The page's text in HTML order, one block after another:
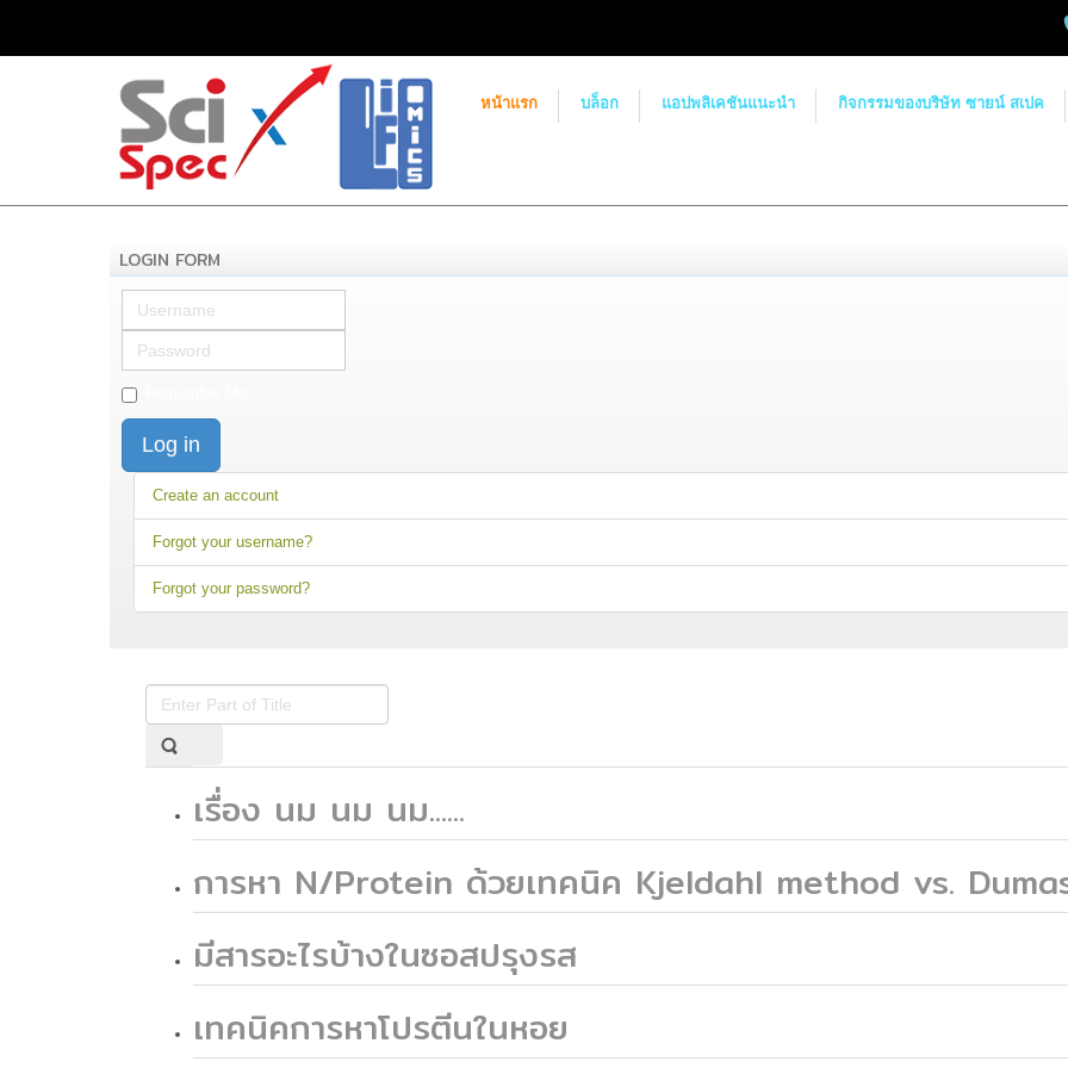
หน้าแรก บล็อก แอปพลิเคชันแนะนำ กิจกรรมของบริษัท ซายน์ สเปค
LOGIN FORM
Log in
Create an account
Forgot your username?
Forgot your password?
Enter
Part
Title
เรื่อง นม นม นม......
การหา N/Protein ด้วยเทคนิค Kjeldahl method vs.
มีสารอะไรบ้างในซอสปรุงรส
เทคนิคการหาโปรตีนในหอย